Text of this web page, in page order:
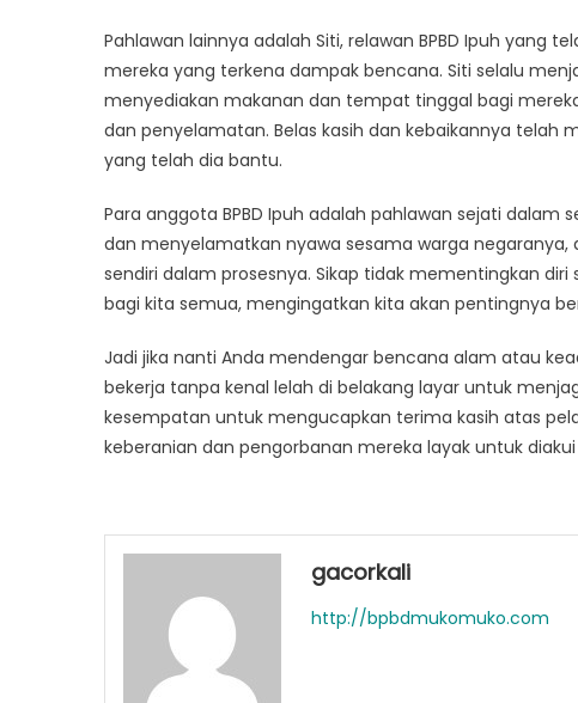
Pahlawan lainnya adalah Siti, relawan BPBD Ipuh
mereka yang terkena dampak bencana. Siti selalu
menyediakan makanan dan tempat tinggal bagi
dan penyelamatan. Belas kasih dan kebaikannya
yang telah dia bantu.
Para anggota BPBD Ipuh adalah pahlawan sejati
dan menyelamatkan nyawa sesama warga
sendiri dalam prosesnya. Sikap tidak mementingkan
bagi kita semua, mengingatkan kita akan pentingnya
Jadi jika nanti Anda mendengar bencana alam atau
bekerja tanpa kenal lelah di belakang layar untuk
kesempatan untuk mengucapkan terima kasih atas
keberanian dan pengorbanan mereka layak untuk
gacorkali
http://bpbdmukomuko.com